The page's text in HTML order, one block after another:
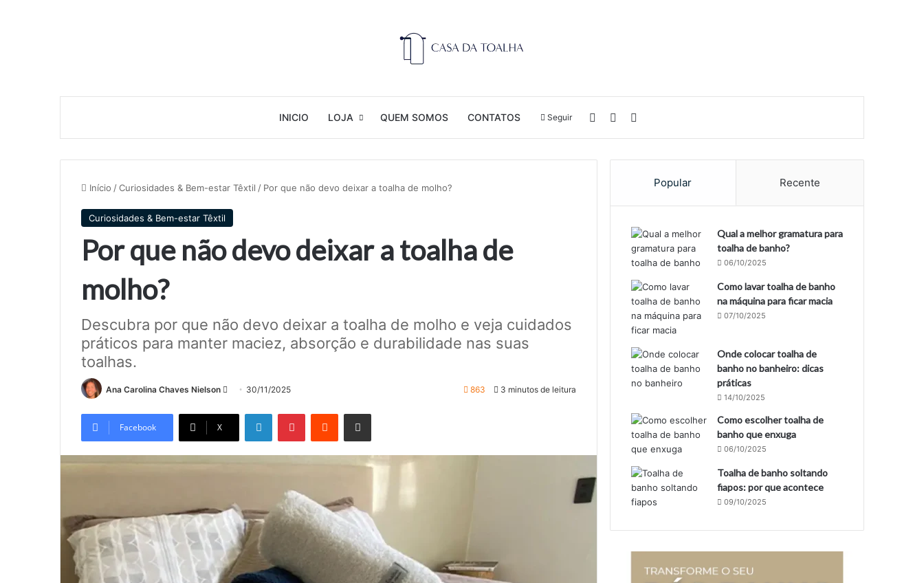
INICIO LOJA QUEM SOMOS CONTATOS Seguir Entrar Barra Lateral
Início /Curiosidades & Bem-estar Têxtil / Por que não devo deixar a toalha de molho?
Curiosidades & Bem-estar Têxtil
Por que não devo deixar a toalha de
molho?
Descubra por que não devo deixar a toalha de molho e veja cuidados
práticos para manter maciez, absorção e durabilidade nas suas
toalhas.
Ana Carolina Chaves Nielson
Mande
mail
30/11/2025 863 3 minutos de leitura
Facebook X
LinkedinPinterestReddit Compartilhar via e-mail
Popular Recente
Qual a melhor gramatura para
toalha de banho?
06/10/2025
Como lavar toalha de banho
na máquina para ficar macia
07/10/2025
Onde colocar toalha de
banho no banheiro: dicas
práticas
14/10/2025
Como escolher toalha de
banho que enxuga
06/10/2025
Toalha de banho soltando
fiapos: por que acontece
09/10/2025